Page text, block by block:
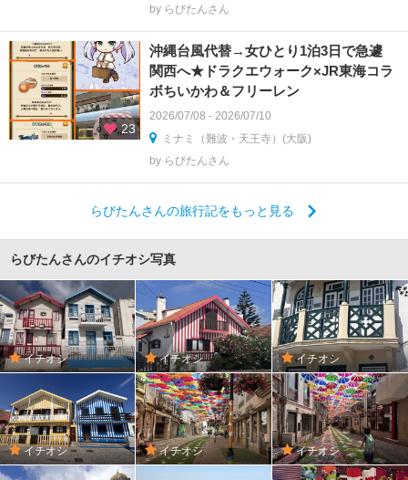
by らびたんさん
23
沖縄台風代替→女ひとり1泊3日で急遽
関西へ★ドラクエウォーク×JR東海コラ
ボちいかわ＆フリーレン
2026/07/08 - 2026/07/10
ミナミ（難波・天王寺）(大阪)
by らびたんさん
らびたんさんの旅行記をもっと見る
らびたんさんのイチオシ写真
イチオシ イチオシ イチオシ
イチオシ イチオシ イチオシ